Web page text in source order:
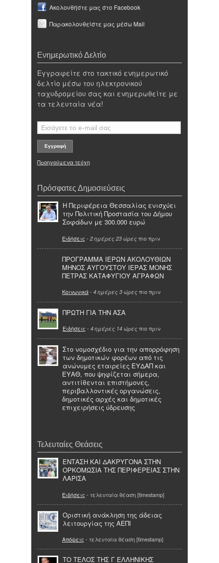
Ακολουθήστε μας στο Facebook
Παρακολουθείστε μας μέσω Mail
Ενημερωτικό Δελτίο
Εγγραφείτε στο τακτικό ενημερωτικό
δελτίο μέσω του ηλεκτρονικού
ταχυδρομείου σας και ενημερωθείτε με
τα τελευταία νέα!
Προηγούμενα τεύχη
Πρόσφατες Δημοσιεύσεις
Η Περιφέρεια Θεσσαλίας ενισχύει
την Πολιτική Προστασία του Δήμου
Σοφάδων με 300.000 ευρώ
Ειδήσεις - 2 ημέρες 23 ώρες πιο πριν
ΠΡΟΓΡΑΜΜΑ ΙΕΡΩΝ ΑΚΟΛΟΥΘΙΩΝ
ΜΗΝΟΣ ΑΥΓΟΥΣΤΟΥ ΙΕΡΑΣ ΜΟΝΗΣ
ΠΕΤΡΑΣ ΚΑΤΑΦΥΓΙΟΥ ΑΓΡΑΦΩΝ
Κοινωνικά- 4 ημέρες 3 ώρες πιο πριν
ΠΡΩΤΗ ΓΙΑ ΤΗΝ ΑΣΑ
Ειδήσεις - 4 ημέρες 14 ώρες πιο πριν
Στο νομοσχέδιο για την απορρόφηση
των δημοτικών φορέων από τις
ανώνυμες εταιρείες ΕΥΔΑΠ και
ΕΥΑΘ, που ψηφίζεται σήμερα,
αντιτίθενται επιστήμονες,
περιβαλλοντικές οργανώσεις,
δημοτικές αρχές και δημοτικές
επιχειρήσεις ύδρευσης
Τελευταίες Θεάσεις
ΕΝΤΑΣΗ ΚΑΙ ΔΑΚΡΥΓΟΝΑ ΣΤΗΝ
ΟΡΚΟΜΩΣΙΑ ΤΗΣ ΠΕΡΙΦΕΡΕΙΑΣ ΣΤΗΝ
ΛΑΡΙΣΑ
Ειδήσεις - τελευταία θέαση [timestamp]
Οριστική ανάκληση της άδειας
λειτουργίας της ΑΕΠΙ
Απόψεις - τελευταία θέαση [timestamp]
ΤΟ ΤΕΛΟΣ ΤΗΣ Γ ΕΛΛΗΝΙΚΗΣ